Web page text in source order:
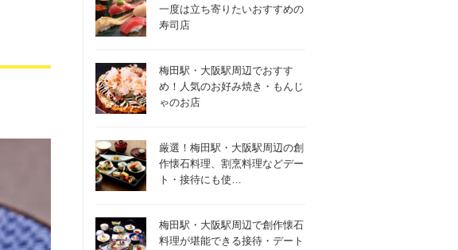
一度は立ち寄りたいおすすめの
寿司店
梅田駅・大阪駅周辺でおすす
め！人気のお好み焼き・もんじ
ゃのお店
厳選！梅田駅・大阪駅周辺の創
作懐石料理、割烹料理などデー
ト・接待にも使…
梅田駅・大阪駅周辺で創作懐石
料理が堪能できる接待・デート